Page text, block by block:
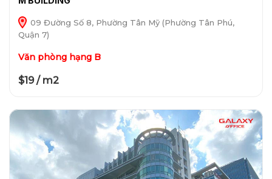
09 Đường Số 8, Phường Tân Mỹ (Phường Tân Phú,
Quận 7)
Văn phòng hạng B
$19 / m2